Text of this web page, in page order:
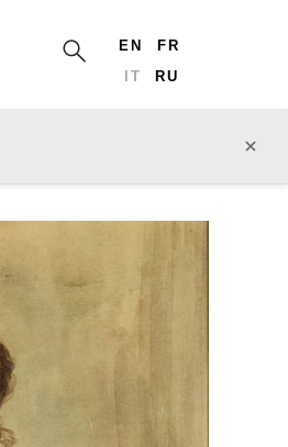
EN
FR
IT
RU
×